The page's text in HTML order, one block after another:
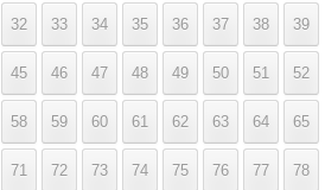
32 33 34 35 36 37 38 39
45 46 47 48 49 50 51 52
58 59 60 61 62 63 64 65
71 72 73 74 75 76 77 78